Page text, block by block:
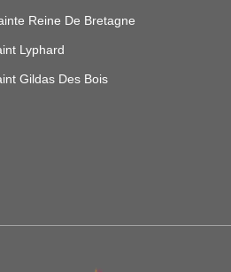
Reine De Bretagne
Lyphard
Gildas Des Bois